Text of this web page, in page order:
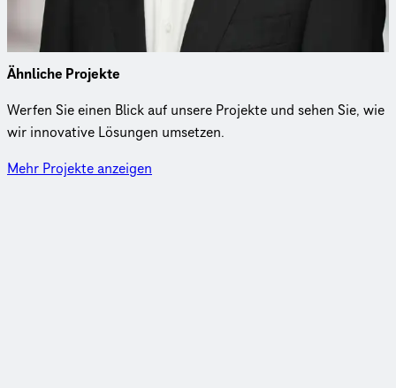
Ähnliche Projekte
Werfen Sie einen Blick auf unsere Projekte und sehen Sie, wie
wir innovative Lösungen umsetzen.
Mehr Projekte anzeigen